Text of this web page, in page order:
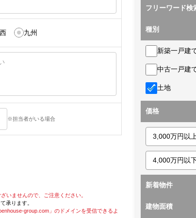
九州
※担当者がいる場合
いませんので、ご注意ください。
承ります。
group.com」のドメインを受信できるよ
フリーワード検
種別
新築一戸建
中古一戸建
土地
価格
新着物件
建物面積